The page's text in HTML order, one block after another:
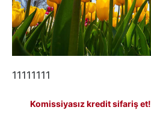
11111111
Komissiyasız kredit sifariş et!